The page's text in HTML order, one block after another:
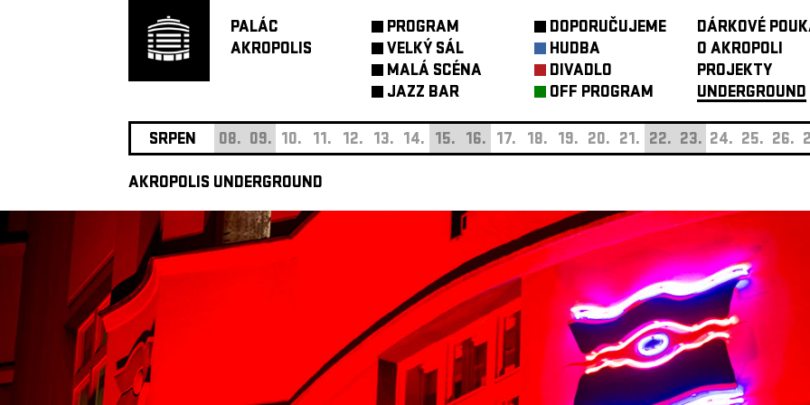
PALÁC
AKROPOLIS
PROGRAM
VELKÝ SÁL
MALÁ SCÉNA
JAZZ BAR
DOPORUČUJEME
HUDBA
DIVADLO
OFF PROGRAM
DÁRKOVÉ
O AKROPOLI
PROJEKTY
UNDERGROUND
SRPEN 08. 09. 10. 11. 12. 13. 14. 15. 16. 17. 18. 19. 20. 21. 22. 23. 24. 25. 26.
AKROPOLIS UNDERGROUND